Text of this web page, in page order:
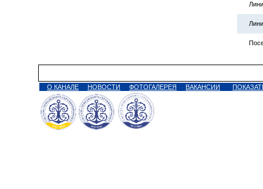
О КАНАЛЕ НОВОСТИ ФОТОГАЛЕРЕЯ ВАКАНСИИ